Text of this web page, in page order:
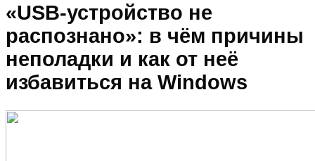
«USB-устройство не
распознано»: в чём причины
неполадки и как от неё
избавиться на Windows